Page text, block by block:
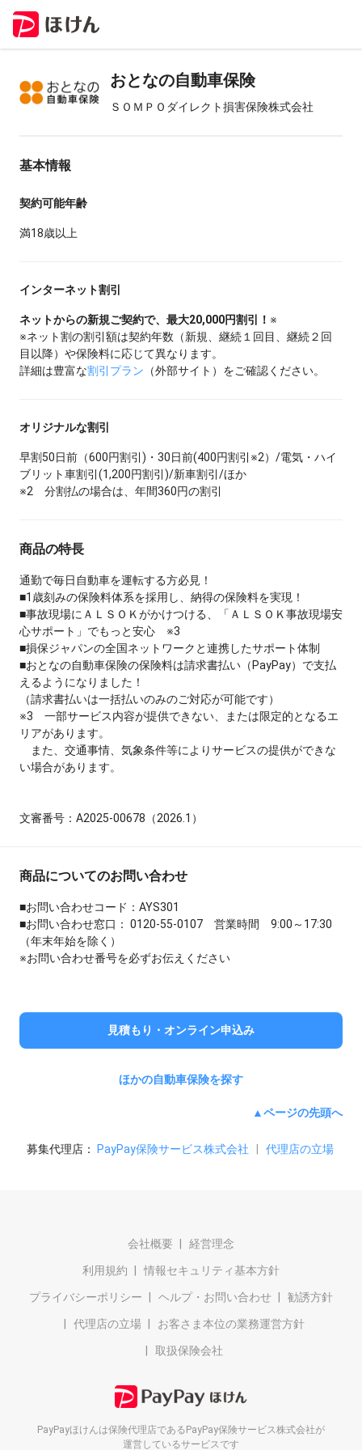
おとなの自動車保険
ＳＯＭＰＯダイレクト損害保険株式会社
基本情報
契約可能年齢
満18歳以上
インターネット割引
ネットからの新規ご契約で、最大20,000円割引！ ※
※ネット割の割引額は契約年数（新規、継続１回目、継続２回
目以降）や保険料に応じて異なります。
詳細は豊富な割引プラン （外部サイト）をご確認ください。
オリジナルな割引
早割50日前（600円割引)・30日前(400円割引※2）/電気・ハイ
ブリット車割引(1,200円割引)/新車割引/ほか
※2 分割払の場合は、年間360円の割引
商品の特長
通勤で毎日自動車を運転する方必見！
■1歳刻みの保険料体系を採用し、納得の保険料を実現！
■事故現場にＡＬＳＯＫがかけつける、「ＡＬＳＯＫ事故現場安
心サポート」でもっと安心 ※3
■損保ジャパンの全国ネットワークと連携したサポート体制
■おとなの自動車保険の保険料は請求書払い（PayPay）で支払
えるようになりました！
（請求書払いは一括払いのみのご対応が可能です）
※3 一部サービス内容が提供できない、または限定的となるエ
リアがあります。
また、交通事情、気象条件等によりサービスの提供ができな
い場合があります。
文審番号：A2025-00678（2026.1）
商品についてのお問い合わせ
■お問い合わせコード：AYS301
■お問い合わせ窓口： 0120-55-0107 営業時間 9:00～17:30
（年末年始を除く）
※お問い合わせ番号を必ずお伝えください
見積もり・オンライン申込み
ほかの自動車保険を探す
▲ページの先頭へ
募集代理店： PayPay保険サービス株式会社 代理店の立場
会社概要 経営理念
利用規約 情報セキュリティ基本方針
プライバシーポリシー ヘルプ・お問い合わせ 勧誘方針
代理店の立場 お客さま本位の業務運営方針
取扱保険会社
PayPayほけんは保険代理店である PayPay保険サービス株式会社が
運営しているサービスです